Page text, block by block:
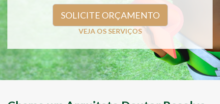
SOLICITE ORÇAMENTO
VEJA OS SERVIÇOS